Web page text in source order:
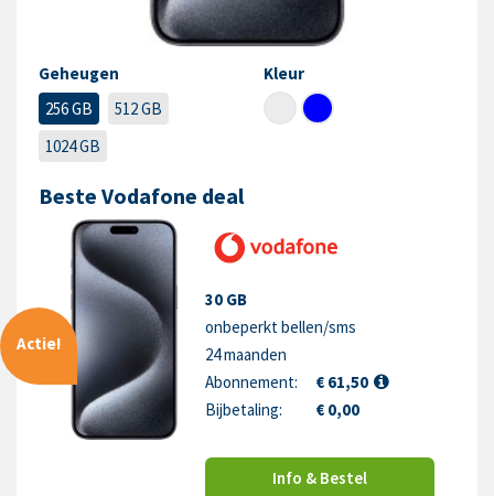
Geheugen
256 GB
512 GB
1024 GB
Kleur
Beste Vodafone deal
Actie!
30 GB
onbeperkt bellen/sms
24 maanden
Abonnement:
€ 61,50
Bijbetaling:
€ 0,00
Info & Bestel